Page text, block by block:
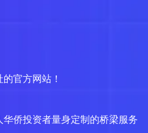
官方网站！
侨投资者量身定制的桥梁服务